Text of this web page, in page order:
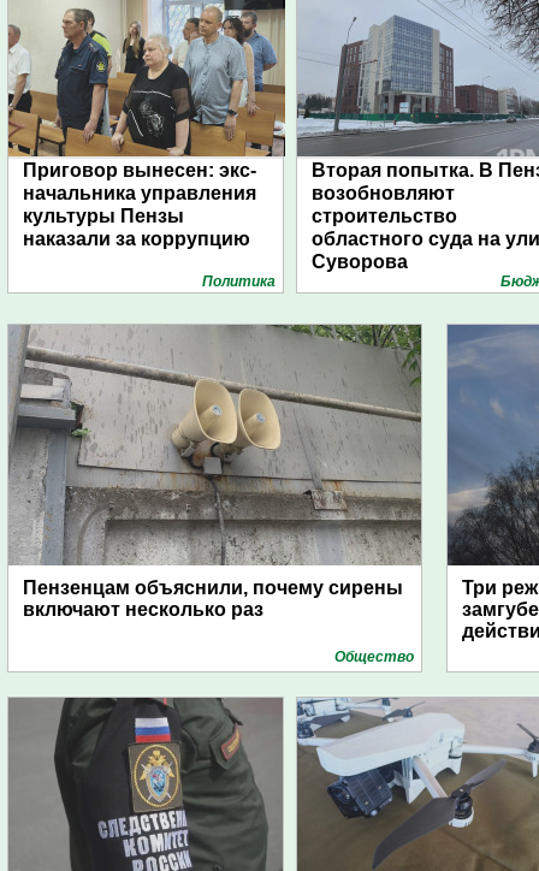
Приговор вынесен: экс-
начальника управления
культуры Пензы
наказали за коррупцию
Политика
Вторая попытка. В
возобновляют
строительство
областного суда на
Суворова
Пензенцам объяснили, почему сирены
включают несколько раз
Общество
Три